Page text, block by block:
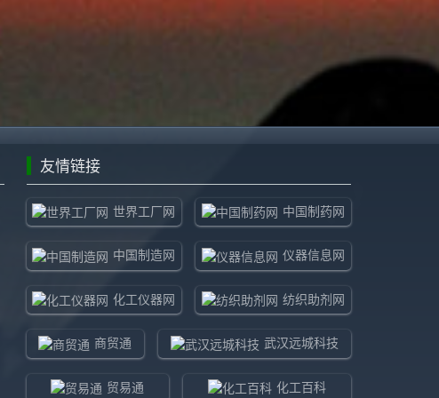
友情链接
世界工厂网 中国制药网
中国制造网 仪器信息网
化工仪器网 纺织助剂网
商贸通 武汉远城科技
贸易通 化工百科